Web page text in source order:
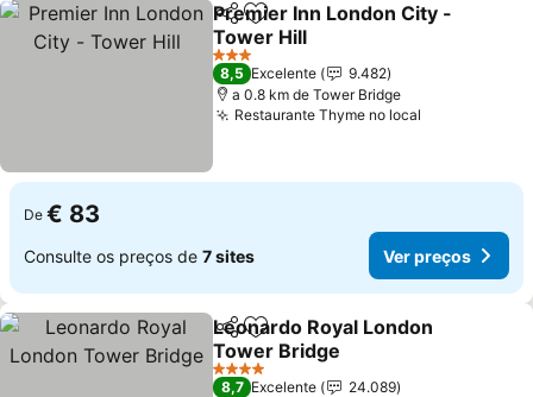
PartilharAdicionar aos favoritos
Premier Inn London City -
Tower Hill
Ver preços
3 Estrelas
8,5 Excelente
9.482
a 0.8 km de Tower Bridge
Restaurante Thyme no local
De € 83
Consulte os preços de 7 sites Ver preços
PartilharAdicionar aos favoritos
Leonardo Royal London
Tower Bridge
Ver preços
4 Estrelas
8,7 Excelente
24.089